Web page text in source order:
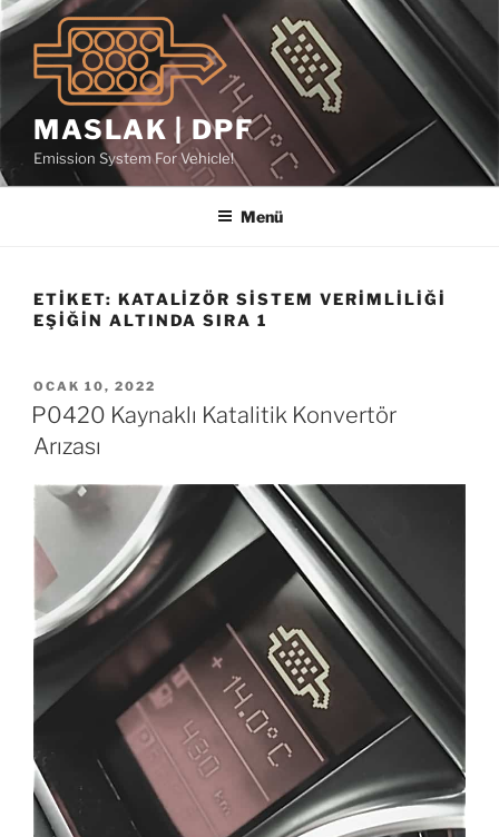
İçeriğe
geç
MASLAK | DPF
Emission System For Vehicle!
Menü
ETIKET: KATALIZÖR SISTEM VERIMLILIĞI
EŞIĞIN ALTINDA SIRA 1
YAYIM
TARIHI
OCAK 10, 2022
P0420 Kaynaklı Katalitik Konvertör
Arızası